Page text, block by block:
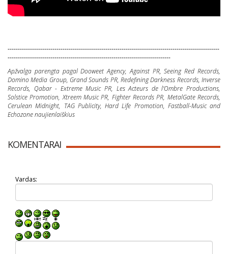
--------------------------------------------------------------------------------------------------------
--------------------------------------------------------------------------------
Apžvalga parengta pagal Dooweet Agency, Against PR, Seeing Red Records,
Domino Media Group, Grand Sounds PR, Redefining Darkness Records, Inverse
Records, Qabar - Extreme Music PR, Les Acteurs de l'Ombre Productions,
Solstice Promotion, Xtreem Music PR, Fighter Records PR, MetalGate Records,
Cerulean Midnight, TAG Publicity, Hard Life Promotion, Fastball-Music and
Echozone naujienlaiškius
KOMENTARAI
Vardas: